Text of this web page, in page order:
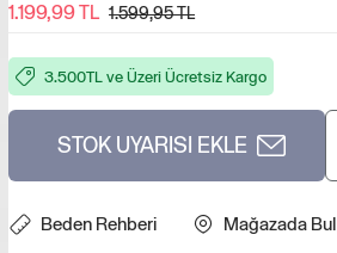
1.199,99 TL 1.599,95 TL
3.500TL ve Üzeri Ücretsiz Kargo
STOK UYARISI EKLE
Beden Rehberi Mağazada Bul